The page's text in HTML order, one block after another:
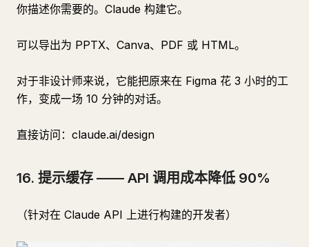
你描述你需要的。Claude 构建它。
可以导出为 PPTX、Canva、PDF 或 HTML。
对于非设计师来说，它能把原来在 Figma 花 3 小时的工
作，变成一场 10 分钟的对话。
直接访问：claude.ai/design
16. 提示缓存 —— API 调用成本降低 90%
（针对在 Claude API 上进行构建的开发者）